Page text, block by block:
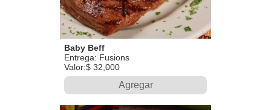
Baby Beff
Entrega: Fusions
Valor:$ 32,000
Agregar